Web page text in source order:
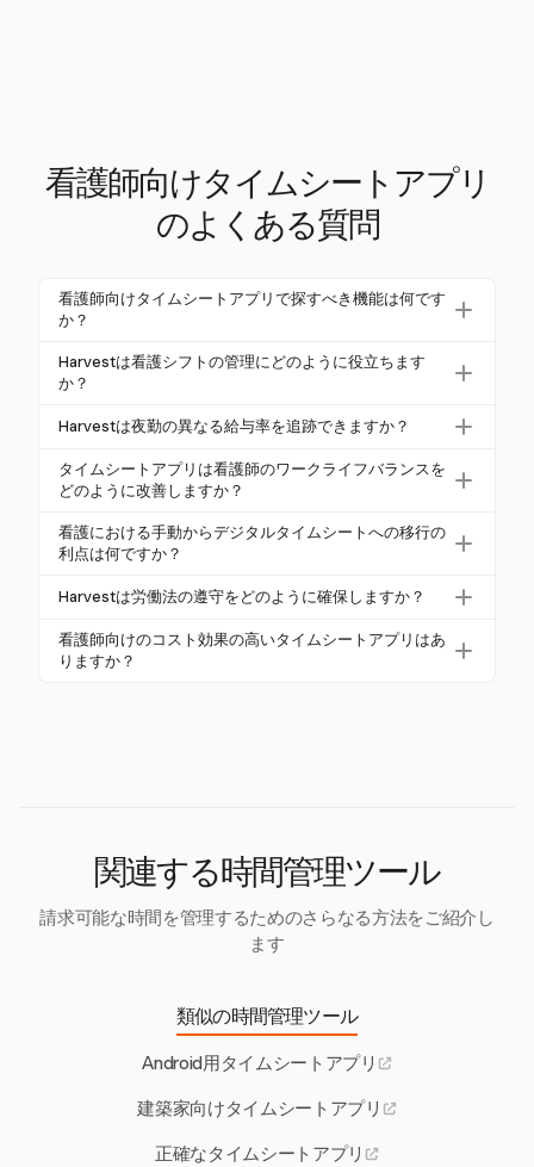
看護師向けタイムシートアプリ
のよくある質問
看護師向けタイムシートアプリで探すべき機能は何です
か？
自動タイムトラッキング、シフトスケジューリン
グ、シフト交換機能、コンプライアンスツールなど
システムとの統合も重要です。
Harvestは看護シフトの管理にどのように役立ちます
か？
Harvestは柔軟なタイムトラッキングと請求ソリュー
追跡できるようにします。この柔軟性は、シフトを
効率的に管理し、コンプライアンスを確保するのに
役立ちます。
Harvestは夜勤の異なる給与率を追跡できますか？
はい、Harvestは特定の請求可能な料金を設定するこ
とで、夜勤や祝日の異なる料金を追跡できます。
タイムシートアプリは看護師のワークライフバランスを
どのように改善しますか？
自動化されたタイムシートアプリは管理負担を軽減
し、スケジュールエラーを防ぐことで、看護師が書
クライフバランスを改善します。
看護における手動からデジタルタイムシートへの移行の
利点は何ですか？
デジタルタイムシートはエラーを減少させ、労働法
リソース管理が改善され、患者ケアの質が向上しま
す。
Harvestは労働法の遵守をどのように確保しますか？
Harvestは詳細な報告と監査トレイルを提供し、労働
法やHIPAAなどの医療規制の遵守に必要な透明性と説
看護師向けのコスト効果の高いタイムシートアプリはあ
りますか？
関連する時間管理ツール
請求可能な時間を管理するためのさらなる方法をご紹介し
ます
類似の時間管理ツール
Android用タイムシートアプリ
建築家向けタイムシートアプリ
正確なタイムシートアプリ